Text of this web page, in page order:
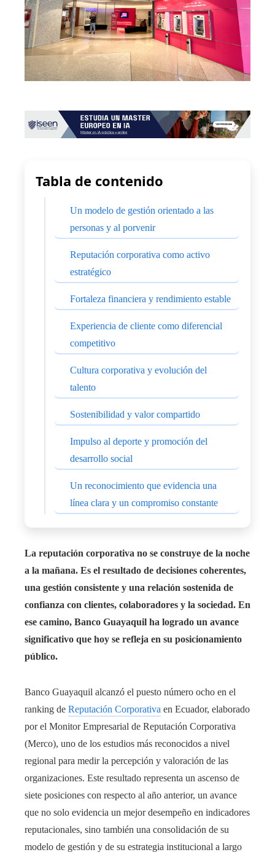
Tabla de contenido
Un modelo de gestión orientado a las
personas y al porvenir
Reputación corporativa como activo
estratégico
Fortaleza financiera y rendimiento estable
Experiencia de cliente como diferencial
competitivo
Cultura corporativa y evolución del
talento
Sostenibilidad y valor compartido
Impulso al deporte y promoción del
desarrollo social
Un reconocimiento que evidencia una
línea clara y un compromiso constante
La reputación corporativa no se construye de la noche
a la mañana. Es el resultado de decisiones coherentes,
una gestión consistente y una relación sostenida de
confianza con clientes, colaboradores y la sociedad. En
ese camino, Banco Guayaquil ha logrado un avance
significativo que hoy se refleja en su posicionamiento
público.
Banco Guayaquil alcanzó el puesto número ocho en el
ranking de Reputación Corporativa en Ecuador, elaborado
por el Monitor Empresarial de Reputación Corporativa
(Merco), uno de los estudios más reconocidos a nivel
regional para medir la percepción y valoración de las
organizaciones. Este resultado representa un ascenso de
siete posiciones con respecto al año anterior, un avance
que no solo evidencia un mejor desempeño en indicadores
reputacionales, sino también una consolidación de su
modelo de gestión y de su estrategia institucional a largo